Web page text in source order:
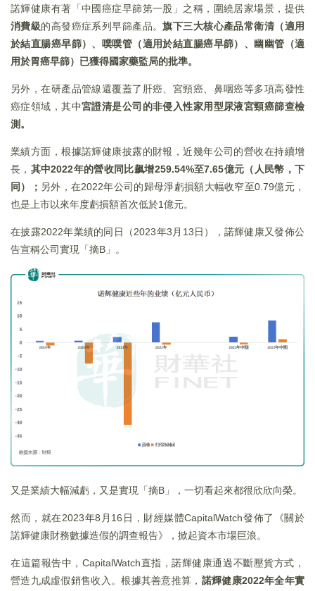
諾輝健康有著「中國癌症早篩第一股」之稱，圍繞居家場景，提供
消費級的高發癌症系列早篩產品。旗下三大核心產品常衛清（適用
於結直腸癌早篩）、噗噗管（適用於結直腸癌早篩）、幽幽管（適
用於胃癌早篩）已獲得國家藥監局的批準。
另外，在研產品管線還覆蓋了肝癌、宮頸癌、鼻咽癌等多項高發性
癌症領域，其中宮證清是公司的非侵入性家用型尿液宮頸癌篩查檢
測。
業績方面，根據諾輝健康披露的財報，近幾年公司的營收在持續增
長， 其中2022年的營收同比飙增259.54%至7.65億元（人民幣，下
同）； 另外，在2022年公司的歸母淨虧損額大幅收窄至0.79億元，
也是上市以來年度虧損額首次低於1億元。
在披露2022年業績的同日（2023年3月13日），諾輝健康又發佈公
告宣稱公司實現「摘B」。
又是業績大幅減虧，又是實現「摘B」，一切看起來都很欣欣向榮。
然而，就在2023年8月16日，財經媒體CapitalWatch發佈了《關於
諾輝健康財務數據造假的調查報告》，掀起資本市場巨浪。
在這篇報告中，CapitalWatch直指，諾輝健康通過不斷壓貨方式，
營造九成虛假銷售收入。根據其善意推算， 諾輝健康2022年全年實